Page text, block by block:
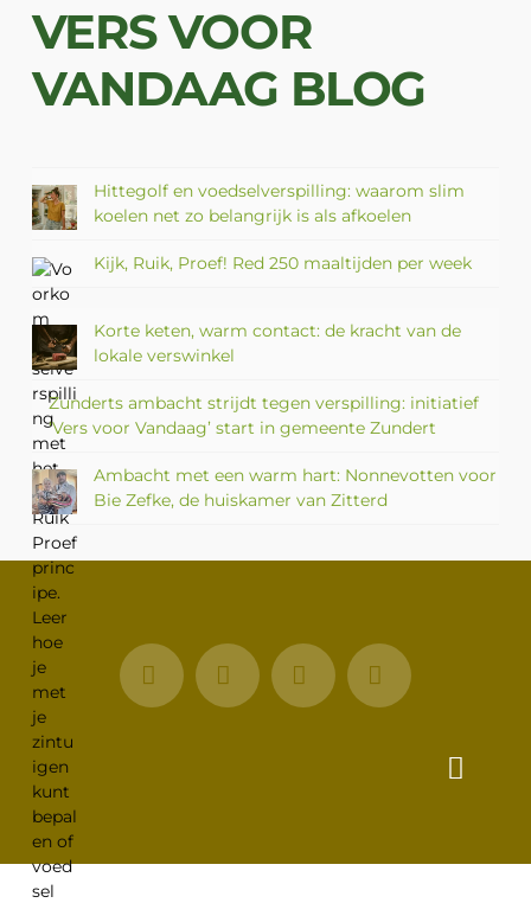
VERS VOOR
VANDAAG BLOG
Hittegolf en voedselverspilling: waarom slim
koelen net zo belangrijk is als afkoelen
Kijk, Ruik, Proef! Red 250 maaltijden per week
Korte keten, warm contact: de kracht van de
lokale verswinkel
Zunderts ambacht strijdt tegen verspilling: initiatief
‘Vers voor Vandaag’ start in gemeente Zundert
Ambacht met een warm hart: Nonnevotten voor
Bie Zefke, de huiskamer van Zitterd